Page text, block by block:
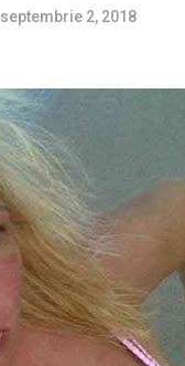
septembrie 2, 2018